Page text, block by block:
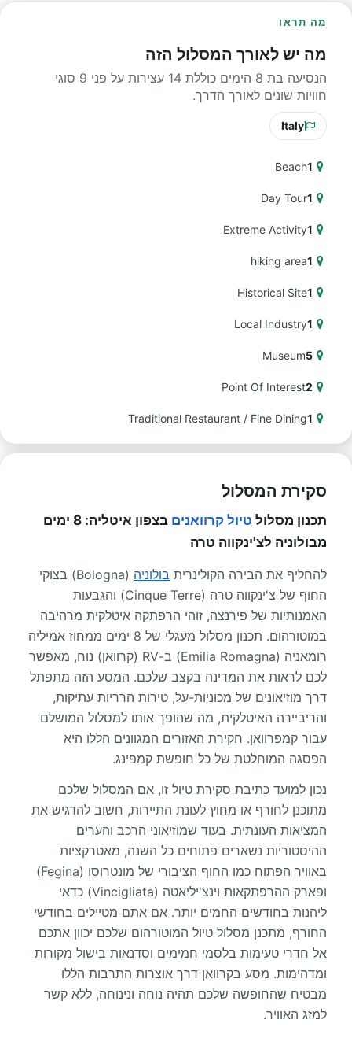
מה תראו
מה יש לאורך המסלול הזה
הנסיעה בת 8 הימים כוללת 14 עצירות על פני 9 סוגי
חוויות שונים לאורך הדרך.
Italy
1
Beach
1
Day Tour
1
Extreme Activity
1
hiking area
1
Historical Site
1
Local Industry
5
Museum
2
Point Of Interest
1
Traditional Restaurant / Fine Dining
סקירת המסלול
תכנון מסלול טיול קרוואנים
בצפון איטליה: 8 ימים
מבולוניה לצ'ינקווה טרה
להחליף את הבירה הקולינרית בולוניה
(Bologna) בצוקי
החוף של צ'ינקווה טרה (Cinque Terre) והגבעות
האמנותיות של פירנצה, זוהי הרפתקה איטלקית מרהיבה
במוטורהום. תכנון מסלול מעגלי של 8 ימים ממחוז אמיליה
רומאניה (Emilia Romagna) ב-RV (קרוואן) נוח, מאפשר
לכם לראות את המדינה בקצב שלכם. המסע הזה מתפתל
דרך מוזיאונים של מכוניות-על, טירות הרריות עתיקות,
והריביירה האיטלקית, מה שהופך אותו למסלול המושלם
עבור קמפרוואן. חקירת האזורים המגוונים הללו היא
הפסגה המוחלטת של כל חופשת קמפינג.
נכון למועד כתיבת סקירת טיול זו, אם המסלול שלכם
מתוכנן לחורף או מחוץ לעונת התיירות, חשוב להדגיש את
המציאות העונתית. בעוד שמוזיאוני הרכב והערים
ההיסטוריות נשארים פתוחים כל השנה, מאטרקציות
באוויר הפתוח כמו החוף הציבורי של מונטרוסו (Fegina)
ופארק ההרפתקאות וינצ'יליאטה (Vincigliata) כדאי
ליהנות בחודשים החמים יותר. אם אתם מטיילים בחודשי
החורף, מתכנן מסלול טיול המוטורהום שלכם יכוון אתכם
אל חדרי טעימות בלסמי חמימים וסדנאות בישול מקורות
ומדהימות. מסע בקרוואן דרך אוצרות התרבות הללו
מבטיח שהחופשה שלכם תהיה נוחה ונינוחה, ללא קשר
למזג האוויר.